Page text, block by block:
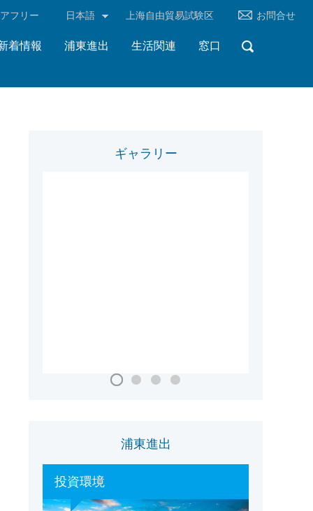
フリー 日本語 上海自由貿易試験区 お問合せ
着情報 浦東進出 生活関連 窓口
ギャラリー
浦東進出
投資環境